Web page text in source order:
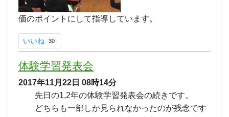
価のポイントにして指導しています。
いいね 30
体験学習発表会
2017年11月22日 08時14分
先日の1,2年の体験学習発表会の続きです。
どちらも一部しか見られなかったのが残念です